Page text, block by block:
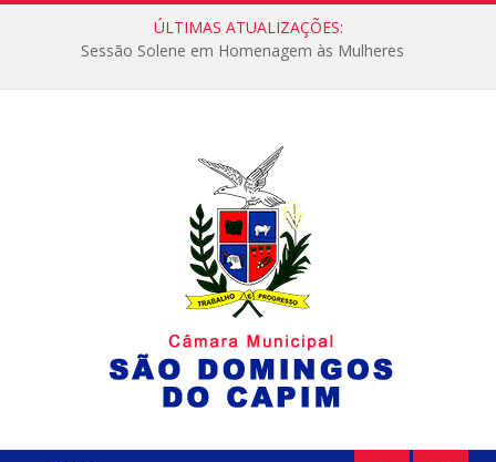
ÚLTIMAS ATUALIZAÇÕES:
Sessão Solene em Homenagem às Mulheres